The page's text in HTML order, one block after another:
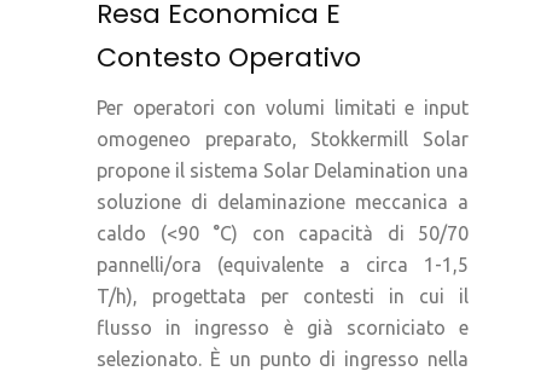
Resa Economica E
Contesto Operativo
Per operatori con volumi limitati e input
omogeneo preparato, Stokkermill Solar
propone il sistema Solar Delamination una
soluzione di delaminazione meccanica a
caldo (<90 °C) con capacità di 50/70
pannelli/ora (equivalente a circa 1-1,5
T/h), progettata per contesti in cui il
flusso in ingresso è già scorniciato e
selezionato. È un punto di ingresso nella